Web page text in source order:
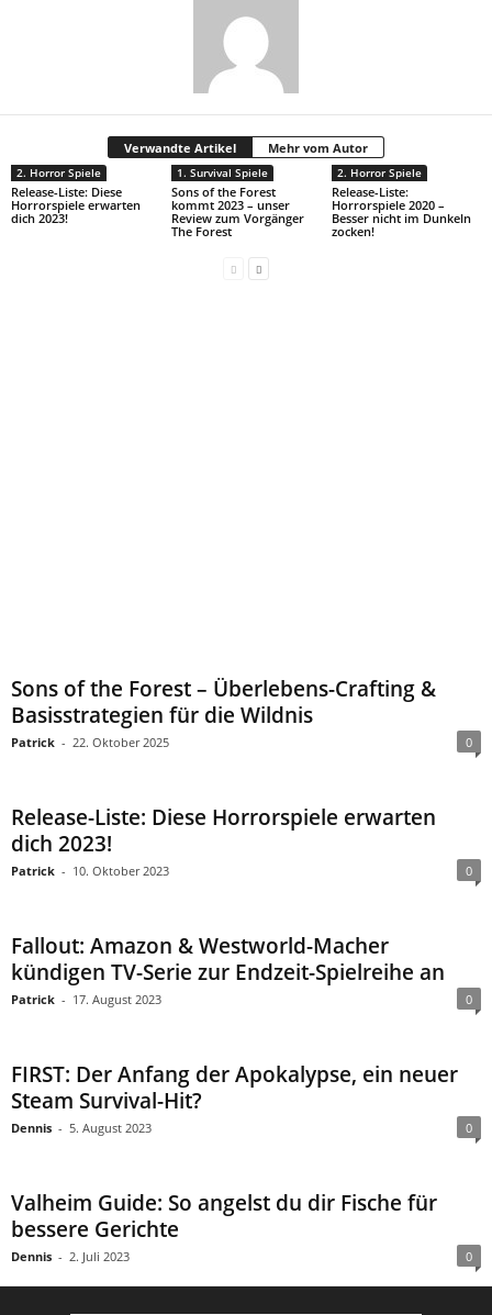
Verwandte Artikel Mehr vom Autor
2. Horror Spiele
Release-Liste: Diese
Horrorspiele erwarten
dich 2023!
1. Survival Spiele
Sons of the Forest
kommt 2023 – unser
Review zum Vorgänger
The Forest
2. Horror Spiele
Release-Liste:
Horrorspiele 2020 –
Besser nicht im Dunkeln
zocken!
Sons of the Forest – Überlebens-Crafting &
Basisstrategien für die Wildnis
Patrick - 22. Oktober 2025 0
Release-Liste: Diese Horrorspiele erwarten
dich 2023!
Patrick - 10. Oktober 2023 0
Fallout: Amazon & Westworld-Macher
kündigen TV-Serie zur Endzeit-Spielreihe an
Patrick - 17. August 2023 0
FIRST: Der Anfang der Apokalypse, ein neuer
Steam Survival-Hit?
Dennis - 5. August 2023 0
Valheim Guide: So angelst du dir Fische für
bessere Gerichte
Dennis - 2. Juli 2023 0